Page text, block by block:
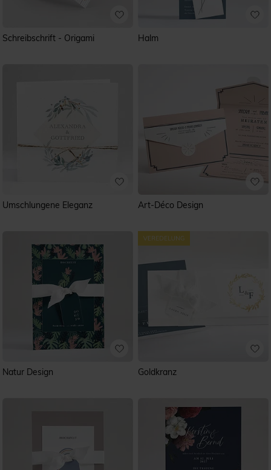
Schreibschrift - Origami Halm
Umschlungene Eleganz Art-Déco Design
Natur Design Goldkranz